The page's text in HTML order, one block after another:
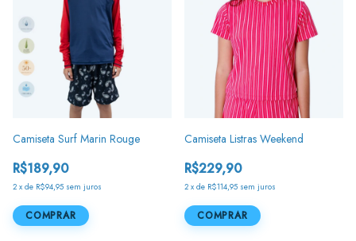
Camiseta Surf Marin Rouge
R$189,90
2 x de R$94,95 sem juros
COMPRAR
Camiseta Listras Weekend
R$229,90
2 x de R$114,95 sem juros
COMPRAR